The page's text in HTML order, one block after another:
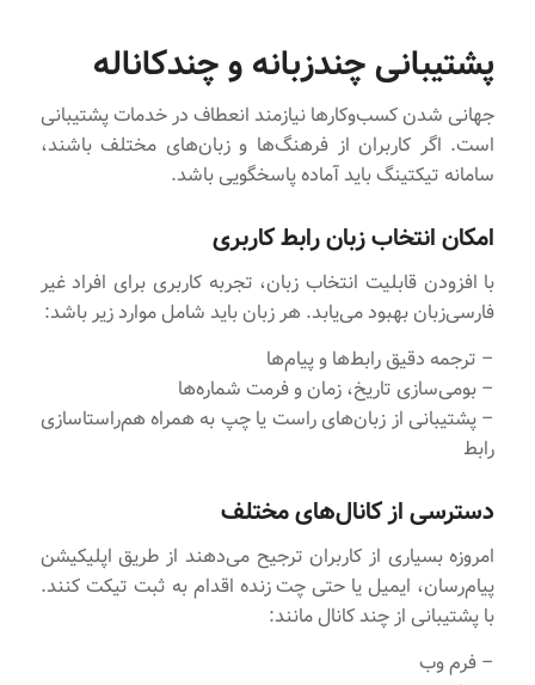
پشتیبانی چندزبانه و چندکاناله
جهانی شدن کسب‌و‌کارها نیازمند انعطاف در خدمات پشتیبانی
است. اگر کاربران از فرهنگ‌ها و زبان‌های مختلف باشند،
سامانه تیکتینگ باید آماده پاسخگویی باشد.
امکان انتخاب زبان رابط کاربری
با افزودن قابلیت انتخاب زبان، تجربه کاربری برای افراد غیر
فارسی‌زبان بهبود می‌یابد. هر زبان باید شامل موارد زیر باشد:
– ترجمه دقیق رابط‌ها و پیام‌ها
– بومی‌سازی تاریخ، زمان و فرمت شماره‌ها
– پشتیبانی از زبان‌های راست یا چپ به همراه هم‌راستاسازی
رابط
دسترسی از کانال‌های مختلف
امروزه بسیاری از کاربران ترجیح می‌دهند از طریق اپلیکیشن
پیام‌رسان، ایمیل یا حتی چت زنده اقدام به ثبت تیکت کنند.
با پشتیبانی از چند کانال مانند:
– فرم وب